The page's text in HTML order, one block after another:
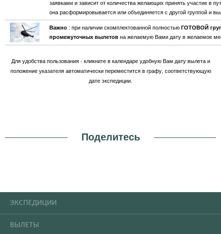
заявками и зависит от количества желающих принять участие в
она расформировывается или объединяется с другой группой и
Важно : при наличии скомплектованной полностью ГОТОВОЙ
промежуточных вылетов на желаемую Вами дату в желаемое
Для удобства пользования - кликните в календаре удобную Вам дату вылета и
положение указателя автоматически переместится в графу, соответствующую
дате экспедиции.
Поделитесь
ЭКСПЕДИЦИИ
ВЫЛЕТЫ